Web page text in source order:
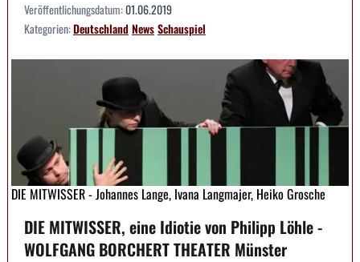
Veröffentlichungsdatum:01.06.2019
Kategorien:DeutschlandNewsSchauspiel
DIE MITWISSER - Johannes Lange, Ivana Langmajer, Heiko Grosche
DIE MITWISSER, eine Idiotie von Philipp Löhle -
WOLFGANG BORCHERT THEATER Münster